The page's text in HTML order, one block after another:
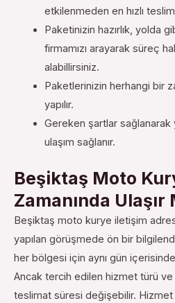
etkilenmeden en hızlı
Paketinizin hazırlık, yolda
firmamızı arayarak süreç
alabillirsiniz.
Paketlerinizin herhangi bir
yapılır.
Gereken şartlar sağlanarak
ulaşım sağlanır.
Beşiktaş Moto
Zamanında Ulaşır
Beşiktaş moto kurye iletişim
yapılan görüşmede ön bir
her bölgesi için aynı gün
Ancak tercih edilen hizmet türü
teslimat süresi değişebilir. Hizmet